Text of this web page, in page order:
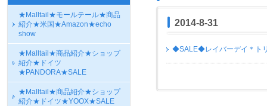
★Malltail★モールテール★商品
紹介★米国★Amazon★echo
show
★Malltail★商品紹介★ショップ
紹介★ドイツ
★PANDORA★SALE
★Malltail★商品紹介★ショップ
紹介★ドイツ★YOOX★SALE
2014-8-31
◆SALE◆レイバーデイ＊ト